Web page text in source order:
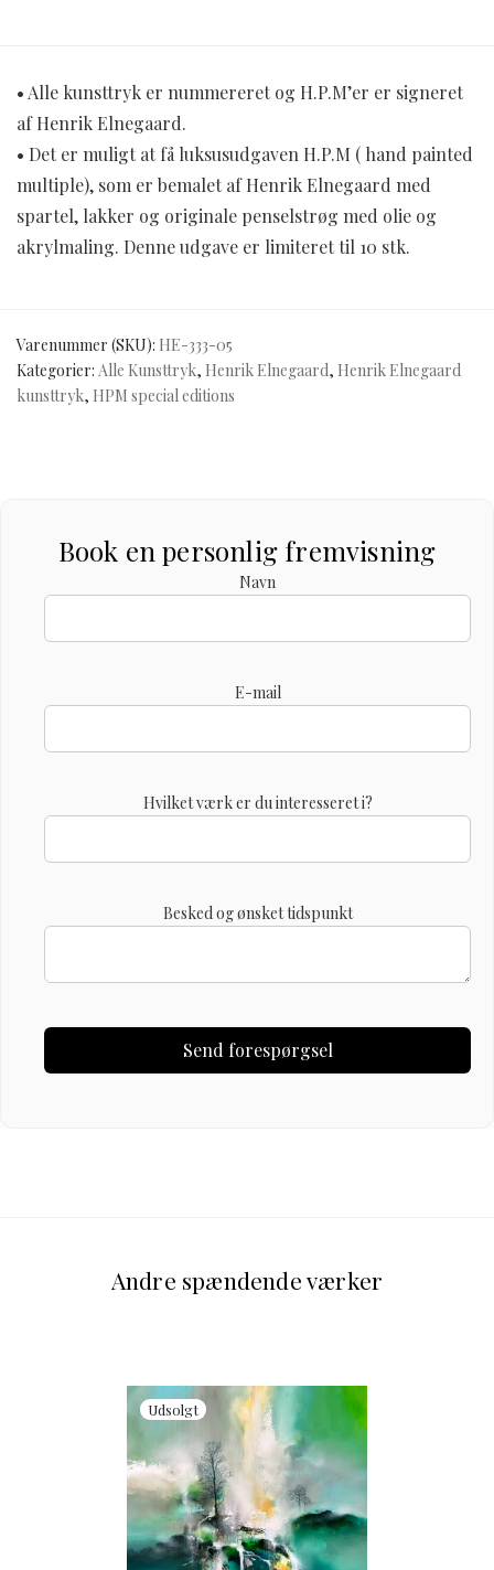
• Alle kunsttryk er nummereret og H.P.M’er er signeret
af Henrik Elnegaard.
• Det er muligt at få luksusudgaven H.P.M ( hand painted
multiple), som er bemalet af Henrik Elnegaard med
spartel, lakker og originale penselstrøg med olie og
akrylmaling. Denne udgave er limiteret til 10 stk.
Varenummer (SKU): HE-333-05
Kategorier: Alle Kunsttryk, Henrik Elnegaard, Henrik Elnegaard
kunsttryk, HPM special editions
Book en personlig fremvisning
Navn
E-mail
Hvilket værk er du interesseret i?
Besked og ønsket tidspunkt
Andre spændende værker